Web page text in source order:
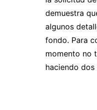
demuestra
algunos
fondo. Para
momento no
haciendo